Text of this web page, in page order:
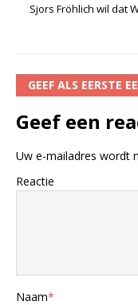
Sjors Fröhlich wil dat
GEEF ALS EERSTE
Geef een
Uw e-mailadres wordt
Reactie
Naam*